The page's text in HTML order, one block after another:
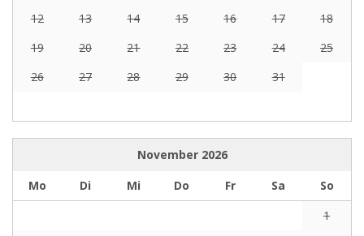
12
13 14 15 16 17
18
19
20 21 22 23 24
25
26
27 28 29 30 31
November 2026
Mo
Di Mi Do Fr Sa
So
1